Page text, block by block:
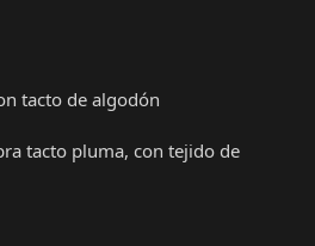
tacto de algodón
tacto pluma, con tejido de